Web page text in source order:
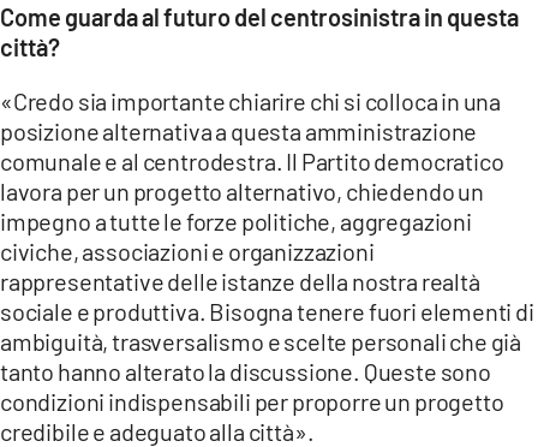
Come guarda al futuro del centrosinistra in questa
città?
«Credo sia importante chiarire chi si colloca in una
posizione alternativa a questa amministrazione
comunale e al centrodestra. Il Partito democratico
lavora per un progetto alternativo, chiedendo un
impegno a tutte le forze politiche, aggregazioni
civiche, associazioni e organizzazioni
rappresentative delle istanze della nostra realtà
sociale e produttiva. Bisogna tenere fuori elementi di
ambiguità, trasversalismo e scelte personali che già
tanto hanno alterato la discussione. Queste sono
condizioni indispensabili per proporre un progetto
credibile e adeguato alla città».